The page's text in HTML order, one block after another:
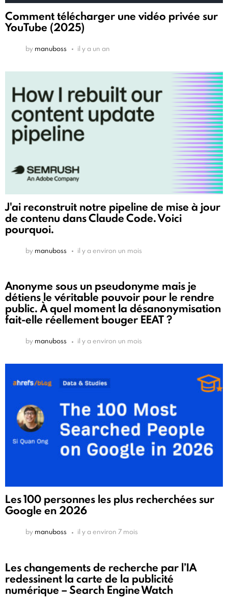
Comment télécharger une vidéo privée sur
YouTube (2025)
by manuboss il y a un an
J'ai reconstruit notre pipeline de mise à jour
de contenu dans Claude Code. Voici
pourquoi.
by manuboss il y a environ un mois
Anonyme sous un pseudonyme mais je
détiens le véritable pouvoir pour le rendre
public. À quel moment la désanonymisation
fait-elle réellement bouger EEAT ?
by manuboss il y a environ un mois
Les 100 personnes les plus recherchées sur
Google en 2026
by manuboss il y a environ 7 mois
Les changements de recherche par l’IA
redessinent la carte de la publicité
numérique – Search Engine Watch